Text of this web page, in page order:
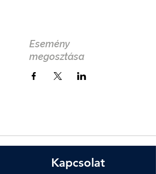
Esemény
megosztása
Kapcsolat